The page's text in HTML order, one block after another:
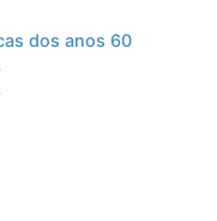
dos anos 60